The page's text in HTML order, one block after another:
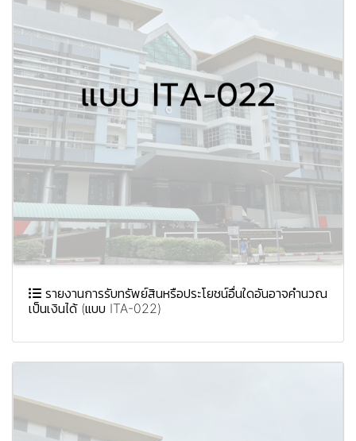
รายงานการรับทรัพย์สินหรือประโยชน์อื่นใดอันอาจคำนวณ
เป็นเงินได้ (แบบ ITA-022)